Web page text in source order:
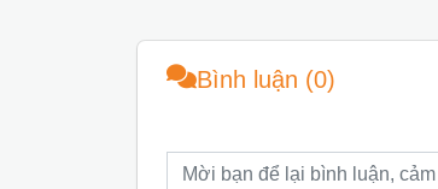
Bình luận (0)